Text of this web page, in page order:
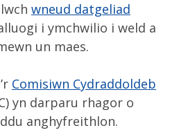
wneud datgeliad
i ymchwilio i weld a
un maes.
Comisiwn Cydraddoldeb
yn darparu rhagor o
anghyfreithlon.